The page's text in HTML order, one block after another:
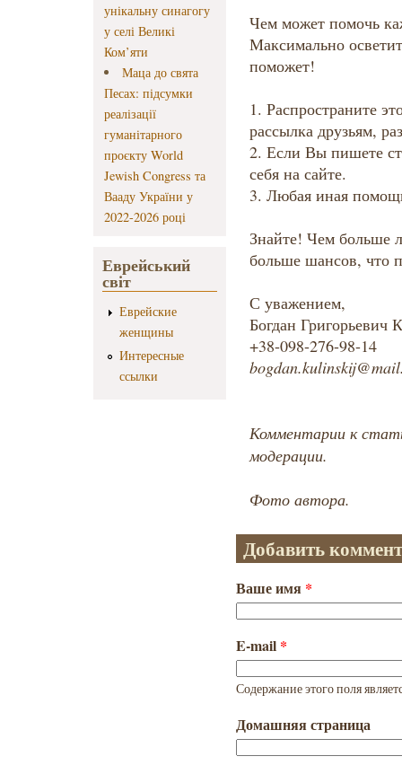
унікальну синагогу
у селі Великі
Ком’яти
Маца до свята
Песах: підсумки
реалізації
гуманітарного
проєкту World
Jewish Congress та
Вааду України у
2022-2026 році
Еврейський
світ
Еврейские
женщины
Интересные
ссылки
Чем может помочь
Максимально
поможет!
1. Распространите
рассылка друзьям,
2. Если Вы пишете
себя на сайте.
3. Любая иная
Знайте! Чем больше
больше шансов, что
С уважением,
Богдан Григорьевич
+38-098-276-98-14
Комментарии к
модерации.
Фото автора.
Добавить
Ваше имя *
E-mail *
Содержание этого поля
Домашняя страница